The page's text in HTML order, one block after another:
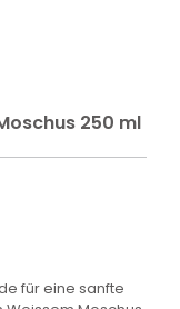
250 ml
für eine sanfte